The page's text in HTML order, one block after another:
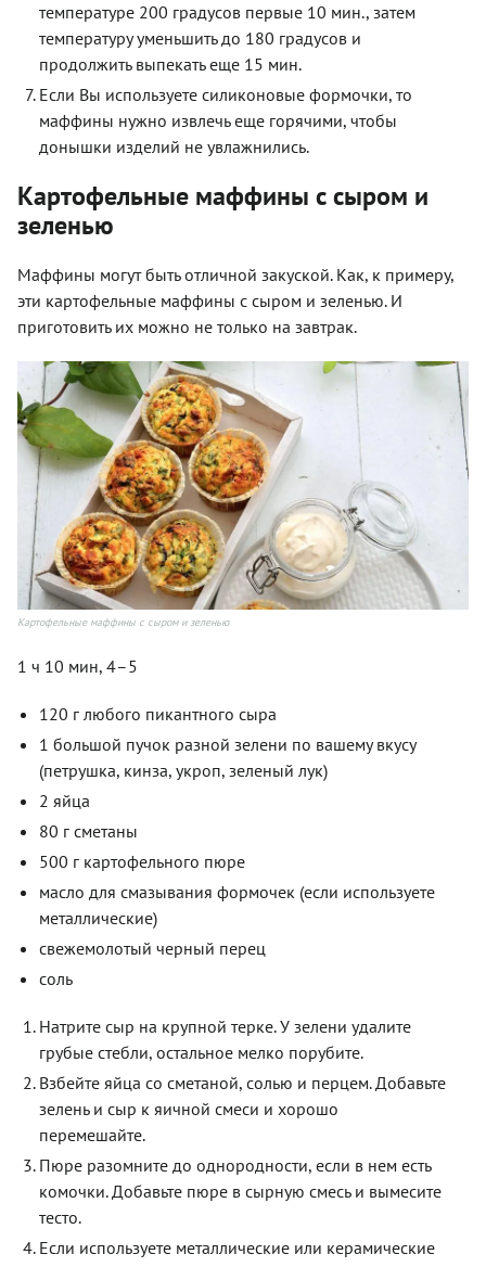
температуре 200 градусов первые 10 мин., затем
температуру уменьшить до 180 градусов и
продолжить выпекать еще 15 мин.
Если Вы используете силиконовые формочки, то
маффины нужно извлечь еще горячими, чтобы
донышки изделий не увлажнились.
Картофельные маффины с сыром и
зеленью
Маффины могут быть отличной закуской. Как, к примеру,
эти картофельные маффины с сыром и зеленью. И
приготовить их можно не только на завтрак.
Картофельные маффины с сыром и зеленью
1 ч 10 мин, 4–5
120 г любого пикантного сыра
1 большой пучок разной зелени по вашему вкусу
(петрушка, кинза, укроп, зеленый лук)
2 яйца
80 г сметаны
500 г картофельного пюре
масло для смазывания формочек (если используете
металлические)
свежемолотый черный перец
соль
Натрите сыр на крупной терке. У зелени удалите
грубые стебли, остальное мелко порубите.
Взбейте яйца со сметаной, солью и перцем. Добавьте
зелень и сыр к яичной смеси и хорошо
перемешайте.
Пюре разомните до однородности, если в нем есть
комочки. Добавьте пюре в сырную смесь и вымесите
тесто.
Если используете металлические или керамические